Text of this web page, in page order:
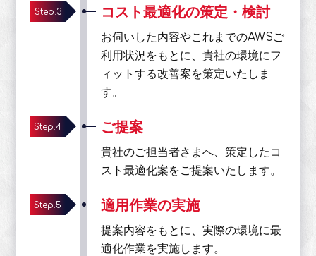
Step.3 コスト最適化の策定・検討
お伺いした内容やこれまでのAWSご
利用状況をもとに、貴社の環境にフ
ィットする改善案を策定いたしま
す。
Step.4 ご提案
貴社のご担当者さまへ、策定したコ
スト最適化案をご提案いたします。
Step.5 適用作業の実施
提案内容をもとに、実際の環境に最
適化作業を実施します。